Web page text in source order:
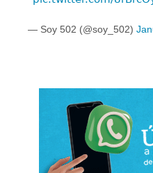
— Soy 502 (@soy_502)